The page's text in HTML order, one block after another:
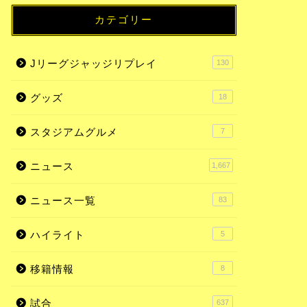
カテゴリー
Jリーグジャッジリプレイ 130
グッズ 18
スタジアムグルメ 7
ニュース 1,667
ニュース一覧 83
ハイライト 5
移籍情報 8
試合 637